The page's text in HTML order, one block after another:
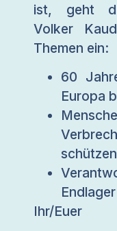
ist, geht
Volker
Themen ein:
60
Europa
Ihr/Euer